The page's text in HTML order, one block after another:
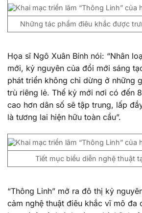
Những tác phẩm điêu khắc được
Họa sĩ Ngô Xuân Bính nói: “Nhân
mới, kỷ nguyên của đổi mới sáng
phát triển không chỉ dừng ở những
trù riêng lẻ. Thế kỷ mới nơi có đến
cao hơn dân số sẽ tập trung, lấp
là tương lai hiện hữu toàn cầu”.
Tiết mục biểu diễn nghệ thuật
“Thông Linh” mở ra đô thị kỷ
cảm nghệ thuật điêu khắc vĩ mô đa